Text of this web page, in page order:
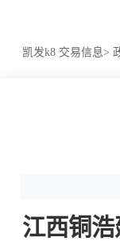
凯发k8 交易信息>
江西铜